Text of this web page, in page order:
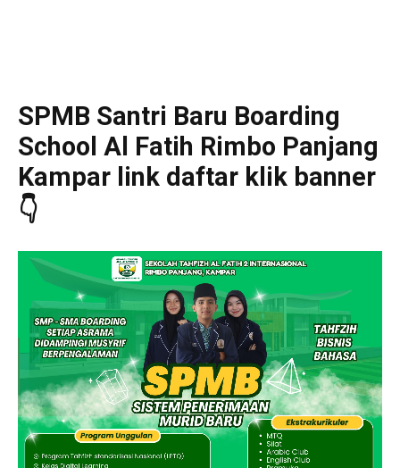
SPMB Santri Baru Boarding
School Al Fatih Rimbo Panjang
Kampar link daftar klik banner
👇